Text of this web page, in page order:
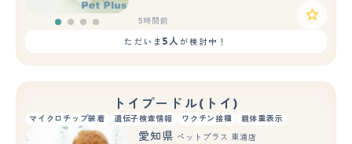
5時間前
ただいま 5人が検討中！
トイプードル(トイ)
マイクロチップ装着 遺伝子検査情報 ワクチン接種 親体重表示
愛知県 ペットプラス 東浦店